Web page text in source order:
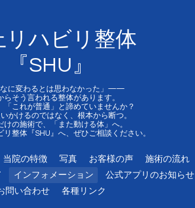
リハビリ整体
『SHU』
なに変わるとは思わなかった」——
らそう言われる整体があります。
「これが普通」と諦めていませんか？
かけるのではなく、根本から断つ。
けの施術で、「また動ける体」へ。
リ整体『SHU』へ、ぜひご相談ください。
当院の特徴 写真 お客様の声 施術の流れ
インフォメーション 公式アプリのお知らせ
問い合わせ
各種リンク